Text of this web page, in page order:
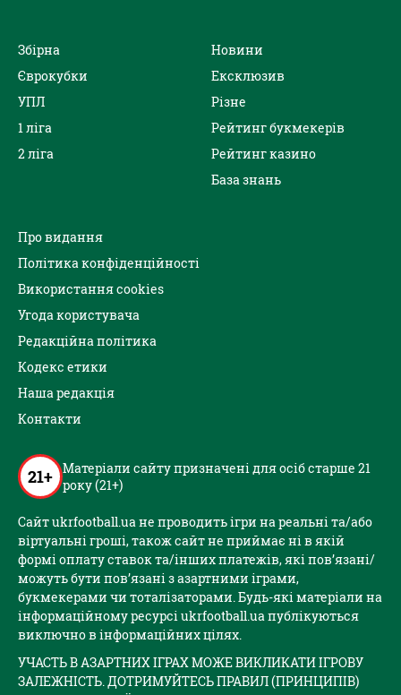
Збірна
Єврокубки
УПЛ
1 ліга
2 ліга
Новини
Ексклюзив
Різне
Рейтинг букмекерів
Рейтинг казино
База знань
Про видання
Політика конфіденційності
Використання cookies
Угода користувача
Редакційна політика
Кодекс етики
Наша редакція
Контакти
21+ Матеріали сайту призначені для осіб старше 21
року (21+)
Сайт ukrfootball.ua не проводить ігри на реальні та/або
віртуальні гроші, також сайт не приймає ні в якій
формі оплату ставок та/інших платежів, які пов’язані/
можуть бути пов’язані з азартними іграми,
букмекерами чи тоталізаторами. Будь-які матеріали на
інформаційному ресурсі ukrfootball.ua публікуються
виключно в інформаційних цілях.
УЧАСТЬ В АЗАРТНИХ ІГРАХ МОЖЕ ВИКЛИКАТИ ІГРОВУ
ЗАЛЕЖНІСТЬ. ДОТРИМУЙТЕСЬ ПРАВИЛ (ПРИНЦИПІВ)